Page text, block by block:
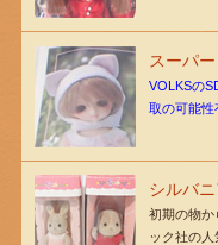
スーパ
VOLKSの
取の可能性
シルバ
初期の物か
ック社の人